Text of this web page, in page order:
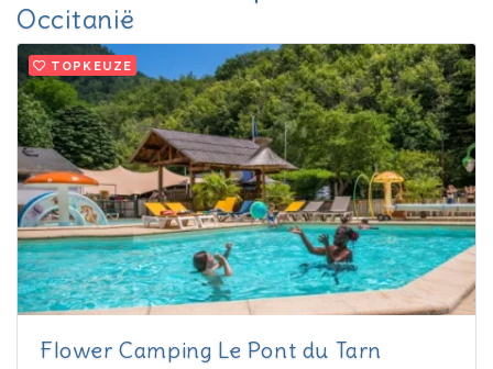
Occitanië
TOPKEUZE
Flower Camping Le Pont du Tarn